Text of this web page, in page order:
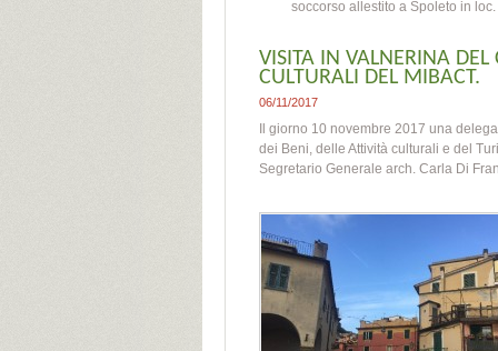
soccorso allestito a Spoleto in
VISITA IN VALNERINA DEL
CULTURALI DEL MIBACT.
06/11/2017
Il giorno 10 novembre 2017 una
dei Beni, delle Attività culturali e del
Segretario Generale arch. Carla Di